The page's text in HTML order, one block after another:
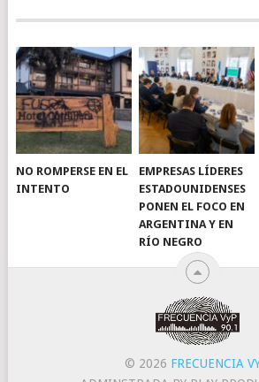
NO ROMPERSE EN EL
INTENTO
EMPRESAS LÍDERES
ESTADOUNIDENSES
PONEN EL FOCO EN
ARGENTINA Y EN
RÍO NEGRO
© 2026 FRECUENCIA